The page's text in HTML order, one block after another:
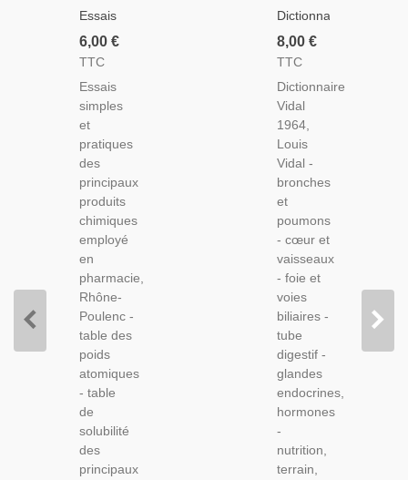
Essais
De
Produits
En
Pharmacie,
Rhône-
Poulenc
1932 -
Manuels
De
Pharmacologie,
Laboratoires
Pharmaceutiques
6,00 €
TTC
Essais
simples
et
pratiques
des
principaux
produits
chimiques
employé
en
pharmacie,
Rhône-
Poulenc -
table des
poids
atomiques
- table
de
solubilité
des
principaux
Dictionnaire
Vidal
1964,
Vidal
1964 -
Pharmacologie,
Médecine,
8,00 €
TTC
Dictionnaire
Vidal
1964,
Louis
Vidal -
bronches
et
poumons
- cœur et
vaisseaux
- foie et
voies
biliaires -
tube
digestif -
glandes
endocrines,
hormones
-
nutrition,
terrain,